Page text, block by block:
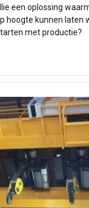
een oplossing
hoogte kunnen laten
met productie?